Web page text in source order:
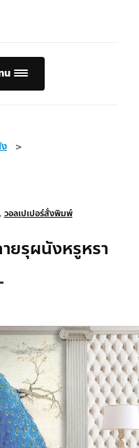
>
วอลเปเปอร์สั่งพิมพ์
ยรุผนังหรูหรา